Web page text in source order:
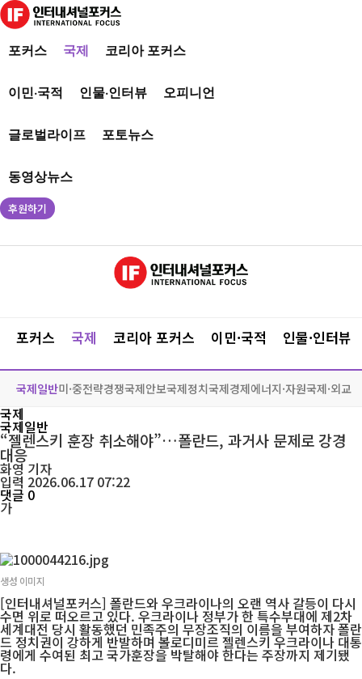
포커스 국제 코리아 포커스
이민·국적 인물·인터뷰 오피니언
글로벌라이프 포토뉴스
동영상뉴스
후원하기
포커스 국제 코리아 포커스 이민·국적 인물·인터뷰
국제일반미·중전략경쟁국제안보국제정치국제경제에너지·자원국제·외교
국제
국제일반
“젤렌스키 훈장 취소해야”…폴란드, 과거사 문제로 강경
대응
화영기자
입력 2026.06.17 07:22
댓글 0
가
생성 이미지
[인터내셔널포커스] 폴란드와 우크라이나의 오랜 역사 갈등이 다시
수면 위로 떠오르고 있다. 우크라이나 정부가 한 특수부대에 제2차
세계대전 당시 활동했던 민족주의 무장조직의 이름을 부여하자 폴란
드 정치권이 강하게 반발하며 볼로디미르 젤렌스키 우크라이나 대통
령에게 수여된 최고 국가훈장을 박탈해야 한다는 주장까지 제기됐
다.